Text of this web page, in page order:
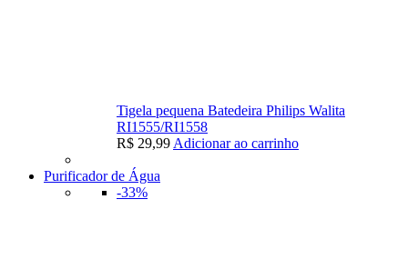
Tigela pequena Batedeira Philips Walita
RI1555/RI1558
R$ 29,99 Adicionar ao carrinho
Purificador de Água
-33%